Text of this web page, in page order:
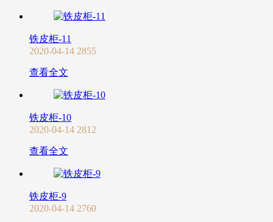
铁皮柜-11
2020-04-14 2855
查看全文
铁皮柜-10
2020-04-14 2812
查看全文
铁皮柜-9
2020-04-14 2760